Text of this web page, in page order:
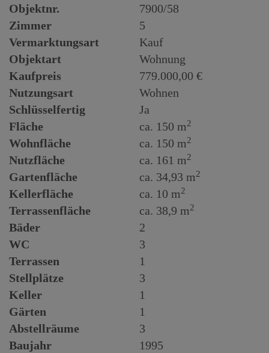
Objektnr.
7900/58
Zimmer
5
Vermarktungsart
Kauf
Objektart
Wohnung
Kaufpreis
779.000,00 €
Nutzungsart
Wohnen
Schlüsselfertig
Ja
Fläche
ca. 150 m2
Wohnfläche ca. 150 m2
Nutzfläche ca. 161 m2
Gartenfläche ca. 34,93 m2
Kellerfläche ca. 10 m2
Terrassenfläche ca. 38,9 m2
Bäder
2
WC
3
Terrassen
1
Stellplätze
3
Keller
1
Gärten
1
Abstellräume
3
Baujahr
1995